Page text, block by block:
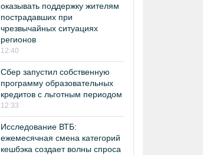
оказывать поддержку жителям
пострадавших при
чрезвычайных ситуациях
регионов
12:40
Сбер запустил собственную
программу образовательных
кредитов с льготным периодом
12:33
Исследование ВТБ:
ежемесячная смена категорий
кешбэка создает волны спроса